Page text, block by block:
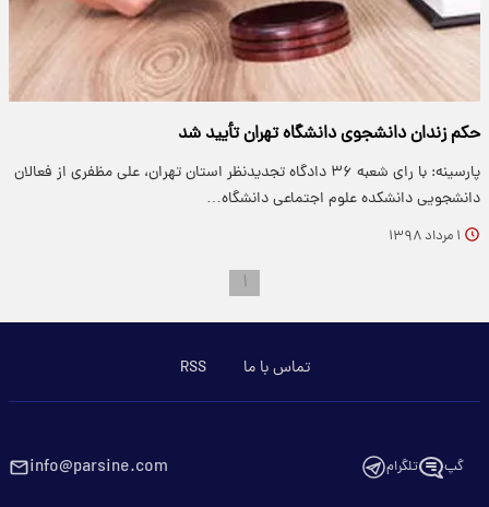
حکم زندان دانشجوی دانشگاه تهران تأیید شد
پارسینه: با رای شعبه ۳۶ دادگاه تجدیدنظر استان تهران، علی مظفری از فعالان
دانشجویی دانشکده علوم اجتماعی دانشگاه…
۱ مرداد ۱۳۹۸
۱
تماس با ما RSS
گپ تلگرام info@parsine.com